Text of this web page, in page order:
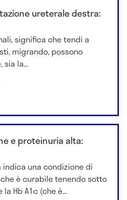
ureterale destra:
significa che tendi a
migrando, possono
la...
e proteinuria alta:
una condizione di
è curabile tenendo sotto
Hb A1c (che è...